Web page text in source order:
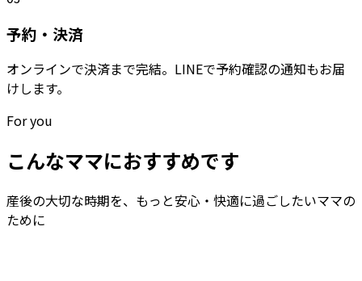
予約・決済
オンラインで決済まで完結。LINEで予約確認の通知もお届
けします。
For you
こんなママにおすすめです
産後の大切な時期を、もっと安心・快適に過ごしたいママの
ために